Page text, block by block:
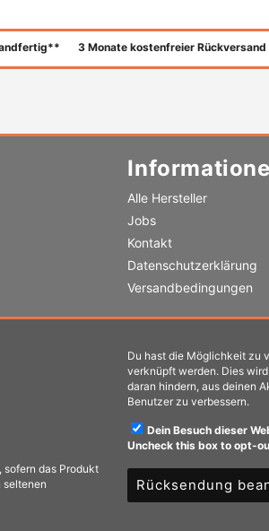
3 Monate kostenfreier Rückversand
Alle Hersteller
Jobs
Kontakt
Datenschutzerklärung
Versandbedingungen
sofern das Produkt
seltenen
Du hast die Möglichkeit zu
verknüpft werden. Dies
daran hindern, aus deinen
Benutzer zu verbessern.
Dein Besuch dieser
Uncheck this box to opt-
Rücksendung